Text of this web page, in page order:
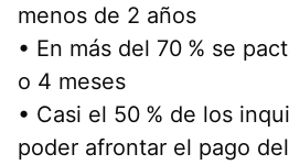
menos de 2 años
• En más del 70 % se
o 4 meses
• Casi el 50 % de los
poder afrontar el pago